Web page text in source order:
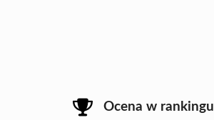
Ocena w rankingu